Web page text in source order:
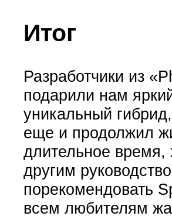
Итог
Разработчики из
подарили нам
уникальный
еще и продолжил
длительное время,
другим
порекомендовать
всем любителям